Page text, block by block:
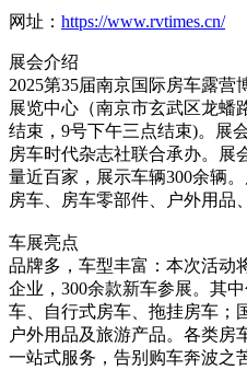
网址： https://www.rvtimes.cn/
展会介绍
2025第35届南京国际房车露营
展览中心（南京市玄武区龙蟠
结束，9号下午三点结束)。展
房车时代杂志社联合承办。展
量近百家，展示车辆300余辆
房车、房车零部件、户外用品
车展亮点
品牌多，车型丰富：本次活动
企业，300余款新车参展。其
车、自行式房车、拖挂房车；
户外用品及旅游产品。各类房
一站式服务，告别购车奔波之